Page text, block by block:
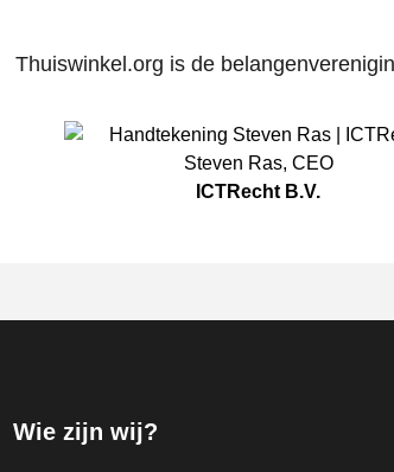
Thuiswinkel.org is de
Steven Ras, CEO
ICTRecht B.V.
Wie zijn wij?